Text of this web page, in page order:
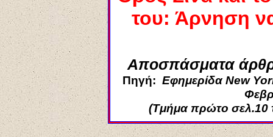
του: Άρνηση
Αποσπάσματα
Πηγή: Εφημερίδα New
(Τμήμα πρώτο σελ.10